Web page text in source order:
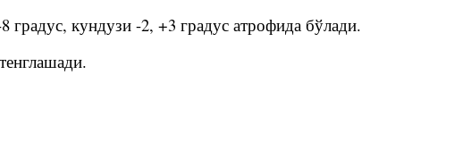
градус, кундузи -2, +3 градус атрофида бўлади.